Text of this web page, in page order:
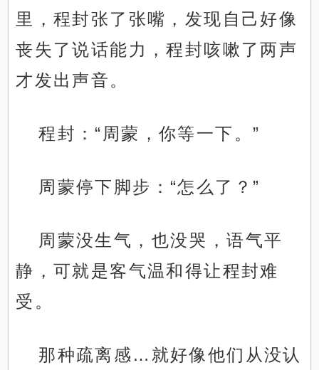
里，程封张了张嘴，发现自己好像
丧失了说话能力，程封咳嗽了两声
才发出声音。
程封：“周蒙，你等一下。”
周蒙停下脚步：“怎么了？”
周蒙没生气，也没哭，语气平
静，可就是客气温和得让程封难
受。
那种疏离感…就好像他们从没认